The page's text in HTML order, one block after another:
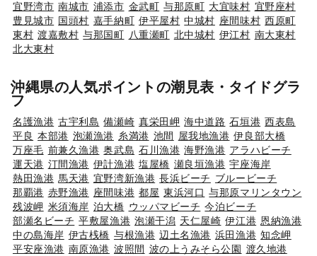
宜野湾市 南城市 浦添市 金武町 与那原町 大宜味村 宜野座村
豊見城市 国頭村 嘉手納町 伊平屋村 中城村 座間味村 西原町
東村 渡嘉敷村 与那国町 八重瀬町 北中城村 伊江村 南大東村
北大東村
沖縄県の人気ポイントの潮見表・タイドグラ
フ
名護漁港 古宇利島 備瀬崎 真栄田岬 海中道路 石垣港 西表島
平良 本部港 泡瀬漁港 糸満港 池間 屋我地漁港 伊良部大橋
万座毛 前兼久漁港 奥武島 石川漁港 海野漁港 アラハビーチ
運天港 汀間漁港 伊計漁港 塩屋橋 瀬良垣漁港 宇座海岸
熱田漁港 馬天港 宜野湾新漁港 長浜ビーチ ブルービーチ
那覇港 赤野漁港 座間味港 都屋 東浜河口 与那原マリンタウン
残波岬 米須海岸 泊大橋 ウッパマビーチ 今泊ビーチ
部瀬名ビーチ 平敷屋漁港 泡瀬干潟 天仁屋崎 伊江港 恩納漁港
中の島海岸 伊古桟橋 与根漁港 辺土名漁港 浜田漁港 知念岬
平安座漁港 南原漁港 波照間 波の上うみそら公園 渡久地港